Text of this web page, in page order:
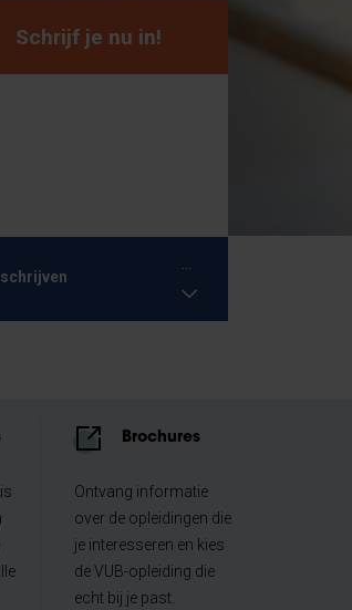
Schrijf je nu in!
...
Brochures
Ontvang informatie
over de opleidingen die
je interesseren en kies
de VUB-opleiding die
echt bij je past.